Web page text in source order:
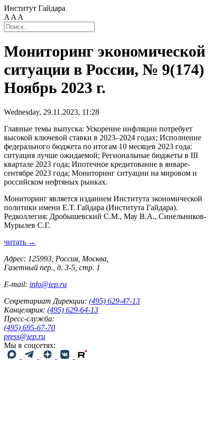
Институт Гайдара
A A A
Мониторинг экономической
ситуации в России, № 9(174)
Ноябрь 2023 г.
Wednesday, 29.11.2023, 11:28
Главные темы выпуска: Ускорение инфляции потребует
высокой ключевой ставки в 2023–2024 годах; Исполнение
федерального бюджета по итогам 10 месяцев 2023 года:
ситуация лучше ожидаемой; Региональные бюджеты в III
квартале 2023 года; Ипотечное кредитование в январе-
сентябре 2023 года; Мониторинг ситуации на мировом и
российском нефтяных рынках.
Мониторинг является изданием Института экономической
политики имени Е.Т. Гайдара (Института Гайдара).
Редколлегия: Дробышевский С.М., Мау В.А., Синельников-
Мурылев С.Г.
читать →
Адрес: 125993, Россия, Москва,
Газетный пер., д. 3-5, стр. 1
E-mail: info@iep.ru
Секретариат Дирекции: (495) 629-47-13
Канцелярия: (495) 629-64-13
Пресс-служба:
(495) 695-67-70
press@iep.ru
Мы в соцсетях: